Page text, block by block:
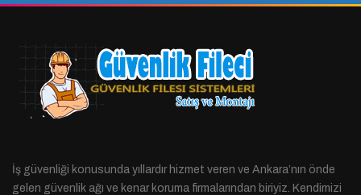
İş güvenliği konusunda yıllardır hizmet veren ve Ankara’nın önde
gelen güvenlik ağı ve kenar koruma firmalarından biriyiz. Kendimizi